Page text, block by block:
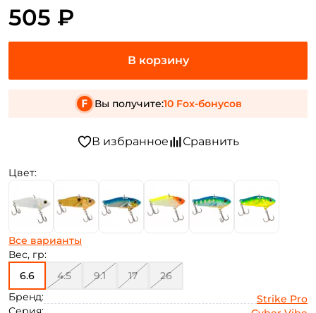
Цвет:
Все варианты
Вес, гр:
6.6
4.5 9.1 17
26
Бренд:
Strike Pro
505 ₽
Вы получите:10 Fox-бонусов